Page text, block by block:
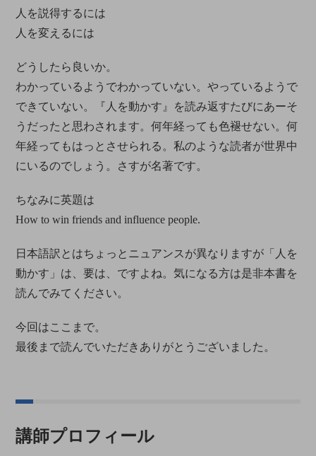
人を説得するには
人を変えるには
どうしたら良いか。
わかっているようでわかっていない。やっているようで
できていない。『人を動かす』を読み返すたびにあーそ
うだったと思わされます。何年経っても色褪せない。何
年経ってもはっとさせられる。私のような読者が世界中
にいるのでしょう。さすが名著です。
ちなみに英題は
How to win friends and influence people.
日本語訳とはちょっとニュアンスが異なりますが「人を
動かす」は、要は、ですよね。気になる方は是非本書を
読んでみてください。
今回はここまで。
最後まで読んでいただきありがとうございました。
講師プロフィール